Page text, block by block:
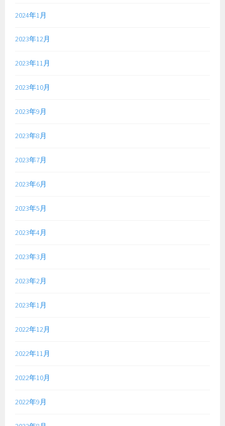
2024年1月
2023年12月
2023年11月
2023年10月
2023年9月
2023年8月
2023年7月
2023年6月
2023年5月
2023年4月
2023年3月
2023年2月
2023年1月
2022年12月
2022年11月
2022年10月
2022年9月